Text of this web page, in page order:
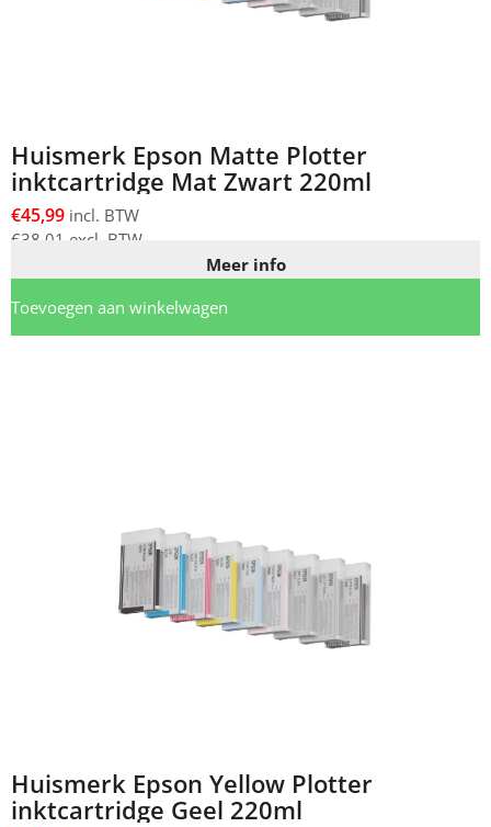
Huismerk Epson Matte Plotter
inktcartridge Mat Zwart 220ml
€45,99 incl. BTW
€38,01 excl. BTW
Meer info
Toevoegen aan winkelwagen
Huismerk Epson Yellow Plotter
inktcartridge Geel 220ml